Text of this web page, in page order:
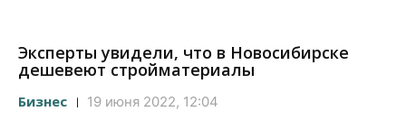
Эксперты увидели, что в Новосибирске
дешевеют стройматериалы
Бизнес 19 июня 2022, 12:04